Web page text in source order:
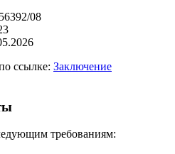
08
ссылке: Заключение
требованиям: